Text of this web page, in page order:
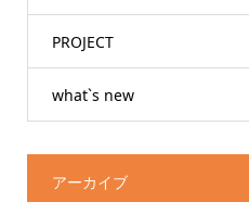
PROJECT
what`s new
アーカイブ